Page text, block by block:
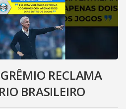
RECLAMA
BRASILEIRO